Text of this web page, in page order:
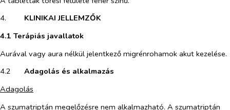
4.​
KLINIKAI JELLEMZŐK
4.1 Terápiás javallatok
Aurával vagy aura nélkül jelentkező migrénrohamok akut kezelése.
4.2​
Adagolás és alkalmazás
Adagolás
A szumatriptán megelőzésre nem alkalmazható. A szumatriptán